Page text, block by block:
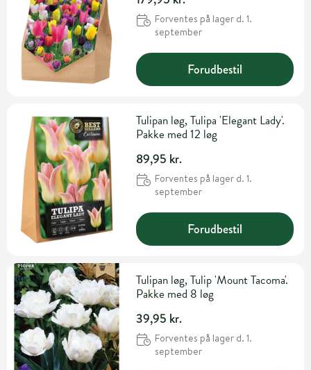
Forventes på lager d. 1.
september
Forudbestil
Tulipan løg, Tulipa 'Elegant Lady'.
Pakke med 12 løg
89,95 kr.
Forventes på lager d. 1.
september
Forudbestil
Tulipan løg, Tulip 'Mount Tacoma'.
Pakke med 8 løg
39,95 kr.
Forventes på lager d. 1.
september